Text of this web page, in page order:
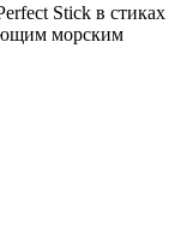
Stick в стиках
морским